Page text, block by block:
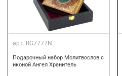
арт. BG7777N
Подарочный набор Молитвослов с
иконой Ангел Хранитель